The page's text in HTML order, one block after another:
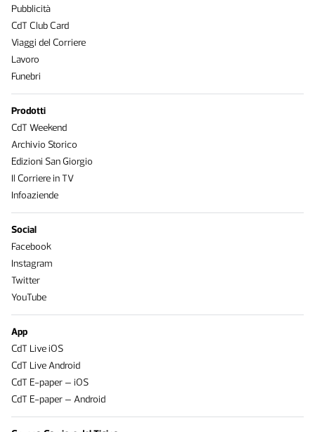
Pubblicità
CdT Club Card
Viaggi del Corriere
Lavoro
Funebri
Prodotti
CdT Weekend
Archivio Storico
Edizioni San Giorgio
Il Corriere in TV
Infoaziende
Social
Facebook
Instagram
Twitter
YouTube
App
CdT Live iOS
CdT Live Android
CdT E-paper – iOS
CdT E-paper – Android